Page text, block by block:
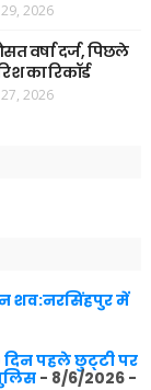
29, 2026
वर्षा दर्ज, पिछले
का रिकॉर्ड
27, 2026
शव:नरसिंहपुर में
दिन पहले छुट्‌टी पर
- 8/6/2026-